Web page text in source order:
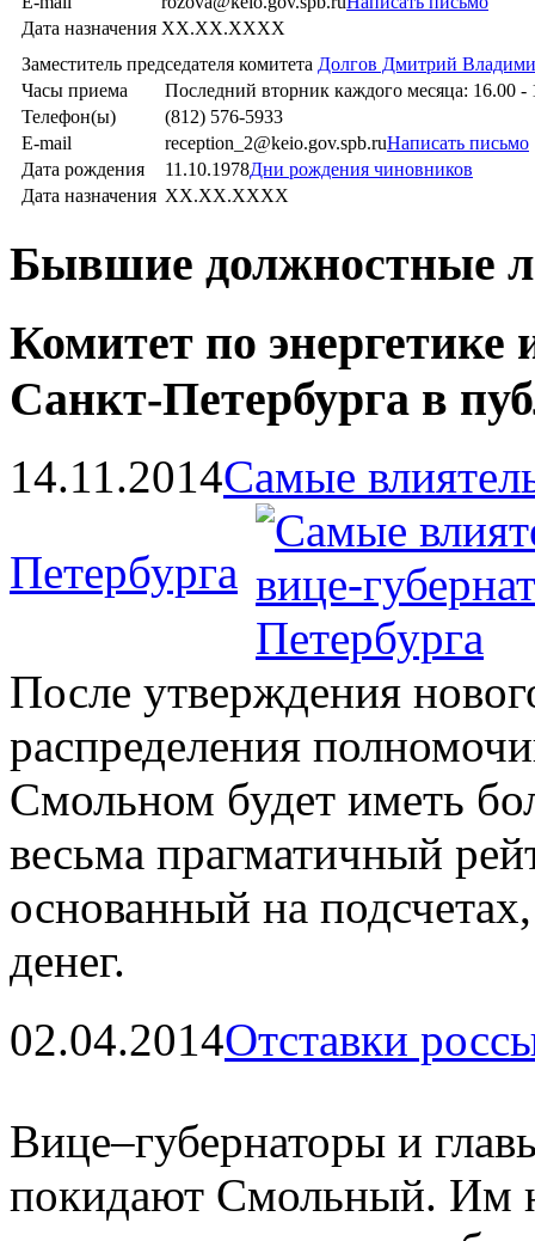
Дата назначения XX.XX.XXXX
Заместитель председателя комитета Долгов Дмитрий
Часы приема
Последний вторник каждого месяца: 16.00 -
Телефон(ы)
(812) 576-5933
E-mail
reception_2@keio.gov.spb.ruНаписать письмо
Дата рождения
11.10.1978Дни рождения чиновников
Дата назначения XX.XX.XXXX
Бывшие должностные
Комитет по
Санкт-Петербурга в
14.11.2014Самые
Петербурга
После утверждения
распределения
Смольном будет иметь
весьма прагматичный
основанный на
денег.
02.04.2014Отставки
Вице–губернаторы и
покидают Смольный. Им